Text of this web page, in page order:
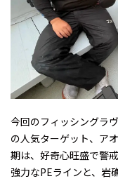
今回のフィッシングラ
の人気ターゲット、ア
期は、好奇心旺盛で警
強力なPEラインと、岩